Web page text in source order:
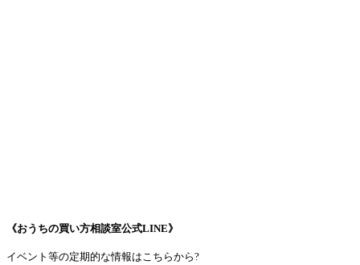
《おうちの買い方相談室公式LINE》
イベント等の定期的な情報はこちらから?